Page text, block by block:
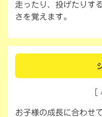
走ったり、投げたりす
さを覚えます。
［
お子様の成長に合わせ